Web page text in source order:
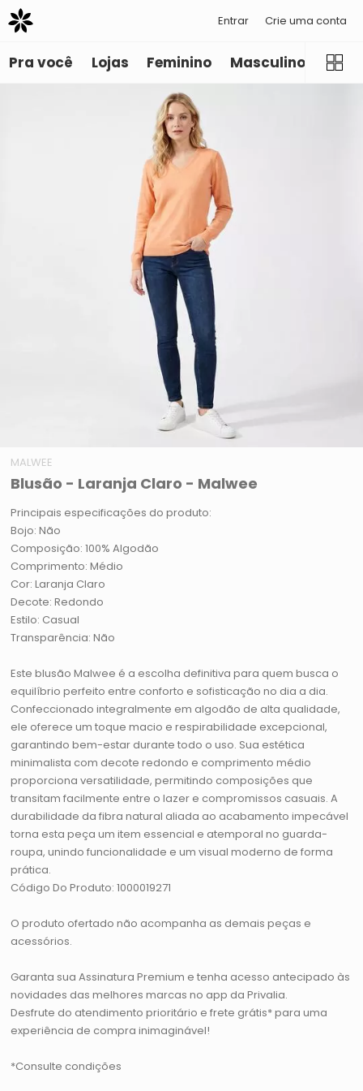
Entrar Crie uma conta
Pra você Lojas Feminino Masculino
MALWEE
Blusão - Laranja Claro - Malwee
Principais especificações do produto:
Bojo: Não
Composição: 100% Algodão
Comprimento: Médio
Cor: Laranja Claro
Decote: Redondo
Estilo: Casual
Transparência: Não
Este blusão Malwee é a escolha definitiva para quem busca o
equilíbrio perfeito entre conforto e sofisticação no dia a dia.
Confeccionado integralmente em algodão de alta qualidade,
ele oferece um toque macio e respirabilidade excepcional,
garantindo bem-estar durante todo o uso. Sua estética
minimalista com decote redondo e comprimento médio
proporciona versatilidade, permitindo composições que
transitam facilmente entre o lazer e compromissos casuais. A
durabilidade da fibra natural aliada ao acabamento impecável
torna esta peça um item essencial e atemporal no guarda-
roupa, unindo funcionalidade e um visual moderno de forma
prática.
Código Do Produto: 1000019271
O produto ofertado não acompanha as demais peças e
acessórios.
Garanta sua Assinatura Premium e tenha acesso antecipado às
novidades das melhores marcas no app da Privalia.
Desfrute do atendimento prioritário e frete grátis* para uma
experiência de compra inimaginável!
*Consulte condições